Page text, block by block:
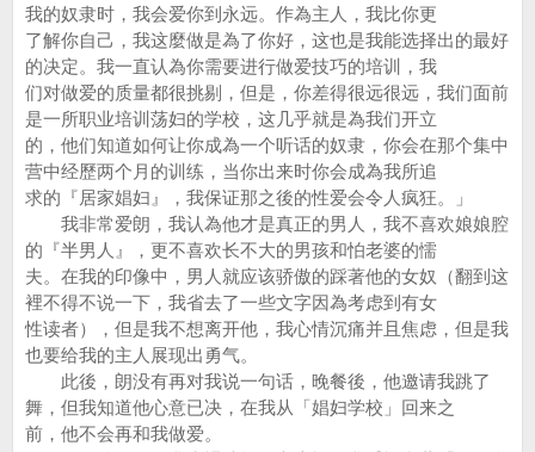
我的奴隶时，我会爱你到永远。作為主人，我比你更
了解你自己，我这麼做是為了你好，这也是我能选择出的最好
的决定。我一直认為你需要进行做爱技巧的培训，我
们对做爱的质量都很挑剔，但是，你差得很远很远，我们面前
是一所职业培训荡妇的学校，这几乎就是為我们开立
的，他们知道如何让你成為一个听话的奴隶，你会在那个集中
营中经歷两个月的训练，当你出来时你会成為我所追
求的『居家娼妇』，我保证那之後的性爱会令人疯狂。」
我非常爱朗，我认為他才是真正的男人，我不喜欢娘娘腔
的『半男人』，更不喜欢长不大的男孩和怕老婆的懦
夫。在我的印像中，男人就应该骄傲的踩著他的女奴（翻到这
裡不得不说一下，我省去了一些文字因為考虑到有女
性读者），但是我不想离开他，我心情沉痛并且焦虑，但是我
也要给我的主人展现出勇气。
此後，朗没有再对我说一句话，晚餐後，他邀请我跳了
舞，但我知道他心意已决，在我从「娼妇学校」回来之
前，他不会再和我做爱。